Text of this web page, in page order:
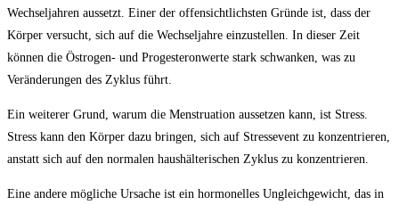
Wechseljahren aussetzt. Einer der offensichtlichsten Gründe ist, dass der
Körper versucht, sich auf die Wechseljahre einzustellen. In dieser Zeit
können die Östrogen- und Progesteronwerte stark schwanken, was zu
Veränderungen des Zyklus führt.
Ein weiterer Grund, warum die Menstruation aussetzen kann, ist Stress.
Stress kann den Körper dazu bringen, sich auf Stressevent zu konzentrieren,
anstatt sich auf den normalen haushälterischen Zyklus zu konzentrieren.
Eine andere mögliche Ursache ist ein hormonelles Ungleichgewicht, das in